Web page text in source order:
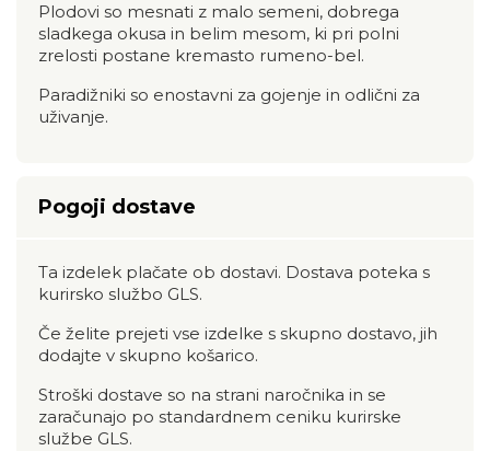
Plodovi so mesnati z malo semeni, dobrega
sladkega okusa in belim mesom, ki pri polni
zrelosti postane kremasto rumeno-bel.
Paradižniki so enostavni za gojenje in odlični za
uživanje.
Pogoji dostave
Ta izdelek plačate ob dostavi. Dostava poteka s
kurirsko službo GLS.
Če želite prejeti vse izdelke s skupno dostavo, jih
dodajte v skupno košarico.
Stroški dostave so na strani naročnika in se
zaračunajo po standardnem ceniku kurirske
službe GLS.